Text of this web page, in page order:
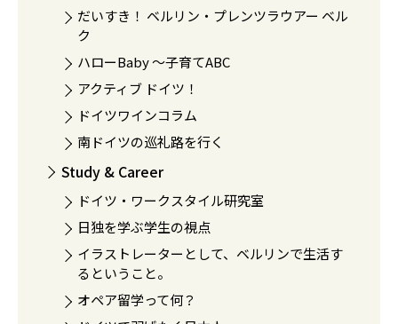
だいすき！ ベルリン・プレンツラウアー ベル
ク
ハローBaby 〜子育てABC
アクティブ ドイツ！
ドイツワインコラム
南ドイツの巡礼路を行く
Study & Career
ドイツ・ワークスタイル研究室
日独を学ぶ学生の視点
イラストレーターとして、ベルリンで生活す
るということ。
オペア留学って何？